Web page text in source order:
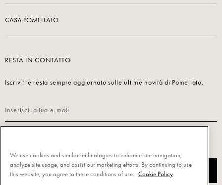
CASA POMELLATO
RESTA IN CONTATTO
Iscriviti e resta sempre aggiornato sulle ultime novità di Pomellato.
ISCRIVITI
We use cookies and similar technologies to enhance site navigation,
analyze site usage, and assist our marketing efforts. By continuing to use
this website, you agree to these conditions of use.
Cookie Policy